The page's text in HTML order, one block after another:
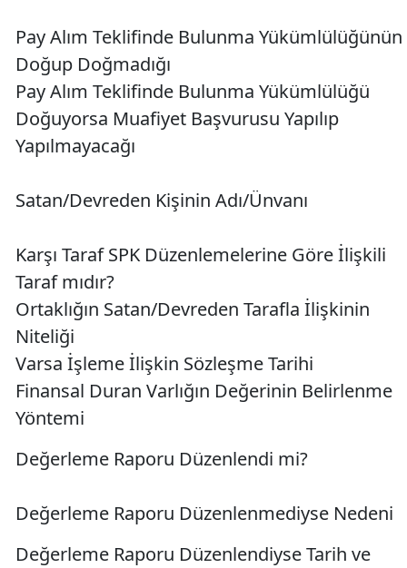
Pay Alım Teklifinde Bulunma Yükümlülüğünün
Doğup Doğmadığı
Pay Alım Teklifinde Bulunma Yükümlülüğü
Doğuyorsa Muafiyet Başvurusu Yapılıp
Yapılmayacağı
Satan/Devreden Kişinin Adı/Ünvanı
Karşı Taraf SPK Düzenlemelerine Göre İlişkili
Taraf mıdır?
Ortaklığın Satan/Devreden Tarafla İlişkinin
Niteliği
Varsa İşleme İlişkin Sözleşme Tarihi
Finansal Duran Varlığın Değerinin Belirlenme
Yöntemi
Değerleme Raporu Düzenlendi mi?
Değerleme Raporu Düzenlenmediyse Nedeni
Değerleme Raporu Düzenlendiyse Tarih ve